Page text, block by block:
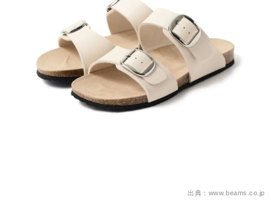
出典：www.beams.co.jp